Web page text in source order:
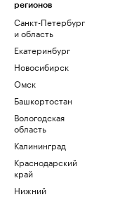
регионов
Санкт-Петербург
и область
Екатеринбург
Новосибирск
Омск
Башкортостан
Вологодская
область
Калининград
Краснодарский
край
Нижний